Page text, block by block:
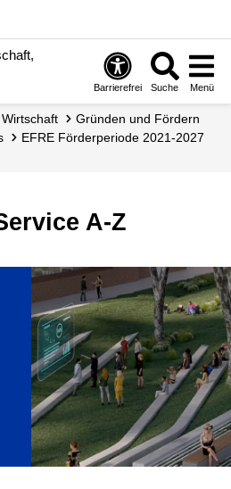
Barrierefrei Suche Menü
Wirtschaft
Gründen und Fördern
EFRE Förder­periode 2021-2027
A-Z